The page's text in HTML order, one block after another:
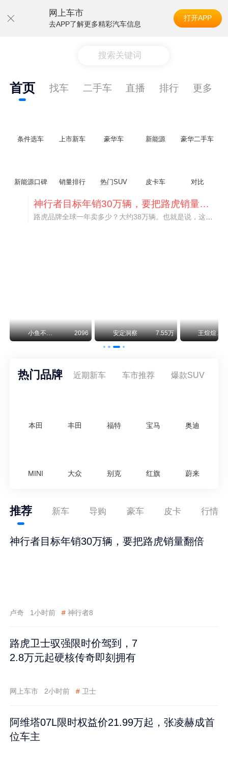
网上车市
去APP了解更多精彩汽车信息
打开APP
搜索关键词
首页 找车 二手车 直播 排行 更多
条件选车 上市新车 豪华车 新能源 豪华二手车
新能源口碑 销量排行 热门SUV 皮卡车 对比
神行者目标年销30万辆，要把路虎销量翻倍
小鱼不刹车 2096 安定洞察 7.55万 王煊煊的爱车日记
热门品牌 近期新车 车市推荐 爆款SUV
本田 丰田 福特 宝马 奥迪
MINI 大众 别克 红旗 蔚来
推荐 新车 导购 豪车 皮卡 行情
神行者目标年销30万辆，要把路虎销量翻倍
卢奇 1小时前 # 神行者8
路虎卫士驭强限时价驾到，7
2.8万元起硬核传奇即刻拥有
网上车市 2小时前 # 卫士
阿维塔07L限时权益价21.99万起，张凌赫成首
位车主